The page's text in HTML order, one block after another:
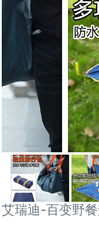
艾瑞迪-百变野